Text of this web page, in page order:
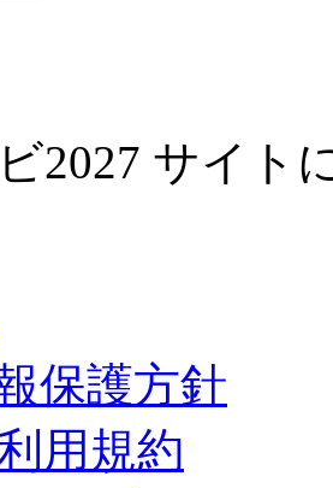
2027 サイト
保護方針
用規約